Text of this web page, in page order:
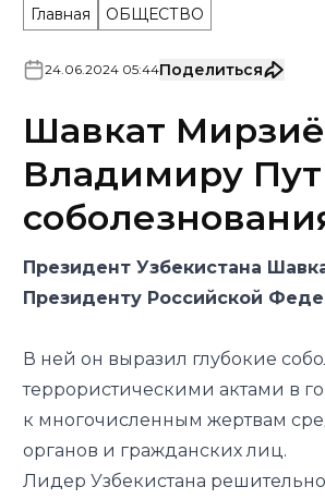
Главная ОБЩЕСТВО
24 06 2024 05:44Поделиться
Шавкат
Владимиру
Президент Узбекистана
Президенту Российской
В ней он выразил глубокие
террористическими актами в
к многочисленным жертвам
органов и гражданских лиц.
Лидер Узбекистана